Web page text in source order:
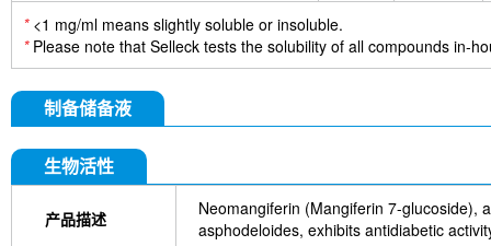
*<1 mg/ml means slightly soluble or insoluble.
*Please note that Selleck tests the solubility of all compounds in-
制备储备液
生物活性
产品描述
Neomangiferin (Mangiferin 7-glucoside),
asphodeloides, exhibits antidiabetic